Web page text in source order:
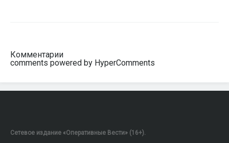
Комментарии
comments powered by HyperComments
Сетевое издание «Оперативные Вести» (16+).